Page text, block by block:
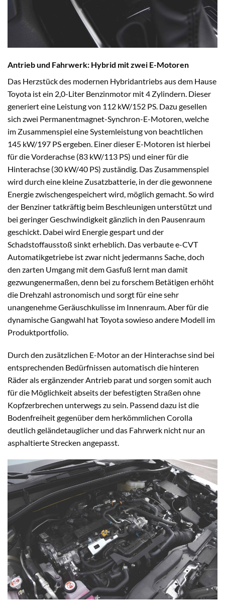
Antrieb und Fahrwerk: Hybrid mit zwei E-Motoren
Das Herzstück des modernen Hybridantriebs aus dem Hause
Toyota ist ein 2,0-Liter Benzinmotor mit 4 Zylindern. Dieser
generiert eine Leistung von 112 kW/152 PS. Dazu gesellen
sich zwei Permanentmagnet-Synchron-E-Motoren, welche
im Zusammenspiel eine Systemleistung von beachtlichen
145 kW/197 PS ergeben. Einer dieser E-Motoren ist hierbei
für die Vorderachse (83 kW/113 PS) und einer für die
Hinterachse (30 kW/40 PS) zuständig. Das Zusammenspiel
wird durch eine kleine Zusatzbatterie, in der die gewonnene
Energie zwischengespeichert wird, möglich gemacht. So wird
der Benziner tatkräftig beim Beschleunigen unterstützt und
bei geringer Geschwindigkeit gänzlich in den Pausenraum
geschickt. Dabei wird Energie gespart und der
Schadstoffausstoß sinkt erheblich. Das verbaute e-CVT
Automatikgetriebe ist zwar nicht jedermanns Sache, doch
den zarten Umgang mit dem Gasfuß lernt man damit
gezwungenermaßen, denn bei zu forschem Betätigen erhöht
die Drehzahl astronomisch und sorgt für eine sehr
unangenehme Geräuschkulisse im Innenraum. Aber für die
dynamische Gangwahl hat Toyota sowieso andere Modell im
Produktportfolio.
Durch den zusätzlichen E-Motor an der Hinterachse sind bei
entsprechenden Bedürfnissen automatisch die hinteren
Räder als ergänzender Antrieb parat und sorgen somit auch
für die Möglichkeit abseits der befestigten Straßen ohne
Kopfzerbrechen unterwegs zu sein. Passend dazu ist die
Bodenfreiheit gegenüber dem herkömmlichen Corolla
deutlich geländetauglicher und das Fahrwerk nicht nur an
asphaltierte Strecken angepasst.